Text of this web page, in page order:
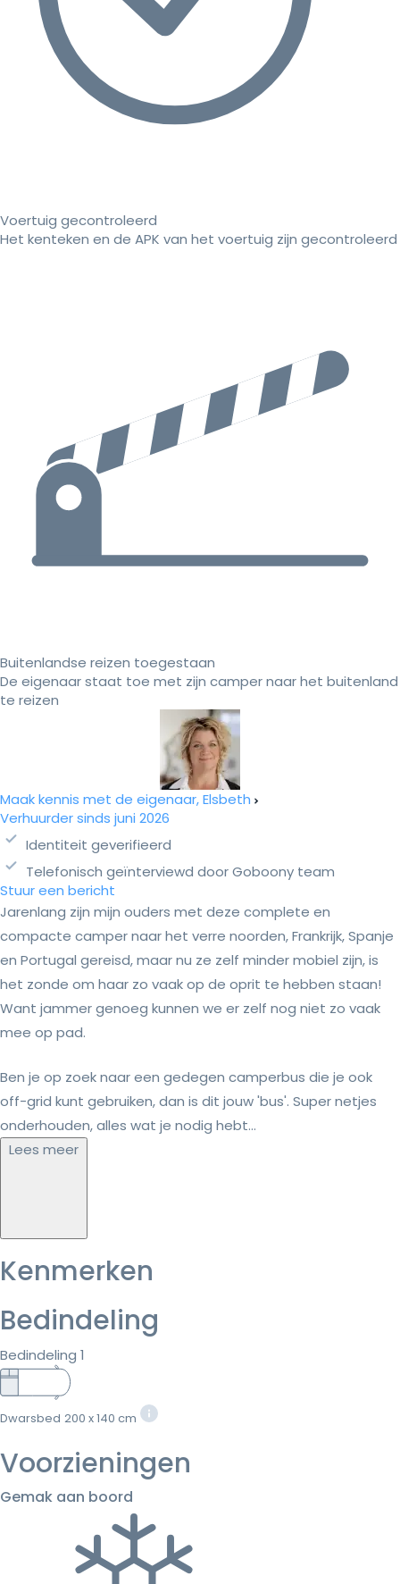
Voertuig gecontroleerd
Het kenteken en de APK van het voertuig zijn gecontroleerd
Buitenlandse reizen toegestaan
De eigenaar staat toe met zijn camper naar het buitenland
te reizen
Maak kennis met de eigenaar, Elsbeth
Verhuurder sinds juni 2026
Identiteit geverifieerd
Telefonisch geïnterviewd door Goboony team
Stuur een bericht
Jarenlang zijn mijn ouders met deze complete en
compacte camper naar het verre noorden, Frankrijk, Spanje
en Portugal gereisd, maar nu ze zelf minder mobiel zijn, is
het zonde om haar zo vaak op de oprit te hebben staan!
Want jammer genoeg kunnen we er zelf nog niet zo vaak
mee op pad.
Ben je op zoek naar een gedegen camperbus die je ook
off-grid kunt gebruiken, dan is dit jouw 'bus'. Super netjes
onderhouden, alles wat je nodig hebt...
Lees meer
Kenmerken
Bedindeling
Bedindeling 1
Dwarsbed 200 x 140 cm
Voorzieningen
Gemak aan boord